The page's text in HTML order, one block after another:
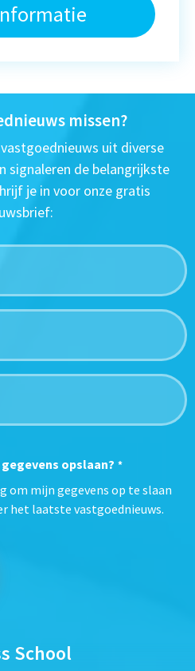
missen?
uit diverse
signaleren de belangrijkste
je in voor onze gratis
opslaan? *
om mijn gegevens op te slaan
het laatste vastgoednieuws.
School